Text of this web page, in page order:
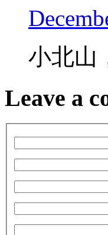
小北山
Leave a